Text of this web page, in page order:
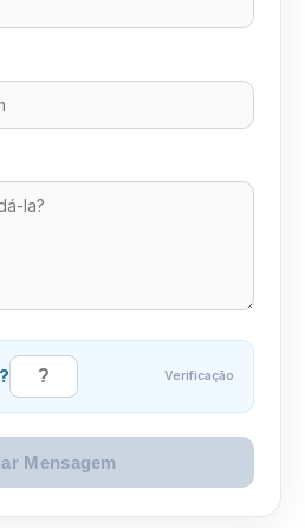
Verificação
Mensagem